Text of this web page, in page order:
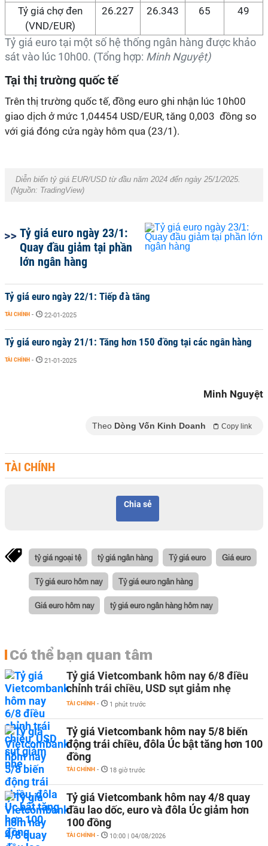
Tỷ giá euro tại một số hệ thống ngân hàng được khảo
sát vào lúc 10h00. (Tổng hợp: Minh Nguyệt)
Tỷ giá chợ đen
(VND/EUR)
26.227 26.343 65 49
Tại thị trường quốc tế
Trên thị trường quốc tế, đồng euro ghi nhận lúc 10h00
giao dịch ở mức 1,04454 USD/EUR, tăng 0,003 đồng so
với giá đóng cửa ngày hôm qua (23/1).
Diễn biến tỷ giá EUR/USD từ đầu năm 2024 đến ngày 25/1/2025.
(Nguồn: TradingView)
Tỷ giá euro ngày 23/1:
Quay đầu giảm tại phần
lớn ngân hàng
Tỷ giá euro ngày 22/1: Tiếp đà tăng
TÀI CHÍNH - 22-01-2025
Tỷ giá euro ngày 21/1: Tăng hơn 150 đồng tại các ngân hàng
TÀI CHÍNH - 21-01-2025
Minh Nguyệt
Theo Dòng Vốn Kinh Doanh Copy link
TÀI CHÍNH
Chia sẻ
tỷ giá ngoại tệ tỷ giá ngân hàng Tỷ giá euro Giá euro
Tỷ giá euro hôm nay Tỷ giá euro ngân hàng
Giá euro hôm nay tỷ giá euro ngân hàng hôm nay
Có thể bạn quan tâm
Tỷ giá Vietcombank hôm nay 6/8 điều
chỉnh trái chiều, USD sụt giảm nhẹ
TÀI CHÍNH - 1 phút trước
Tỷ giá Vietcombank hôm nay 5/8 biến
động trái chiều, đôla Úc bật tăng hơn 100
đồng
TÀI CHÍNH - 18 giờ trước
Tỷ giá Vietcombank hôm nay 4/8 quay
đầu lao dốc, euro và đôla Úc giảm hơn
100 đồng
TÀI CHÍNH - 10:00 | 04/08/2026